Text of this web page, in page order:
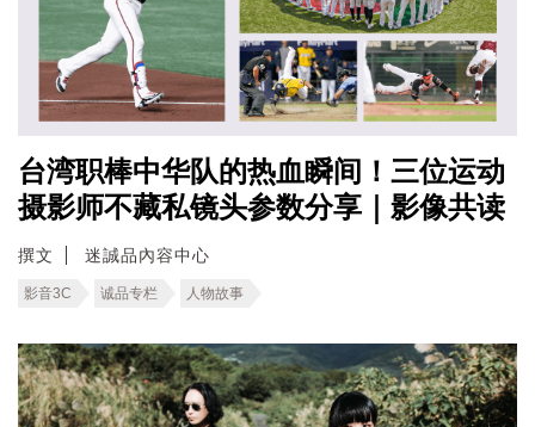
台湾职棒中华队的热血瞬间！三位运动
摄影师不藏私镜头参数分享｜影像共读
撰文 迷誠品內容中心
影音3C 诚品专栏 人物故事